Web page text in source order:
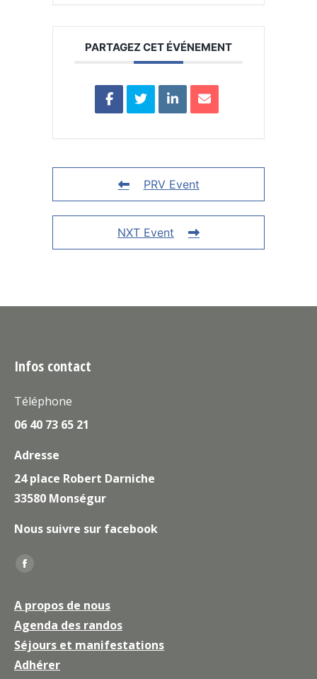
PARTAGEZ CET ÉVÉNEMENT
PRV Event
NXT Event
Infos contact
Téléphone
06 40 73 65 21
Adresse
24 place Robert Darniche
33580 Monségur
Nous suivre sur facebook
Trouvez nous sur :
La
Facebook
s'ouvre
dans
une
A propos de nous
Agenda des randos
Séjours et manifestations
Adhérer